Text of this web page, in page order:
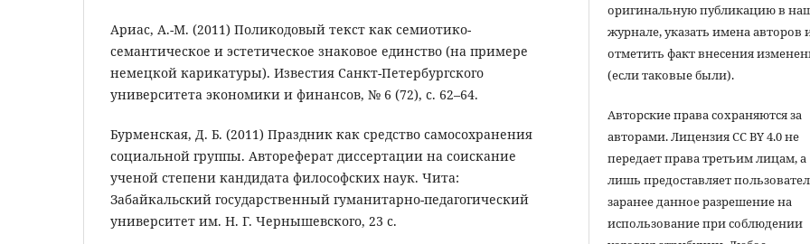
Ариас, А.-М. (2011) Поликодовый текст как семиотико-
семантическое и эстетическое знаковое единство (на примере
немецкой карикатуры). Известия Санкт-Петербургского
университета экономики и финансов, № 6 (72), с. 62–64.
Бурменская, Д. Б. (2011) Праздник как средство самосохранения
социальной группы. Автореферат диссертации на соискание
ученой степени кандидата философских наук. Чита:
Забайкальский государственный гуманитарно-педагогический
университет им. Н. Г. Чернышевского, 23 с.
оригинальную публикацию в
журнале, указать имена авторов
отметить факт внесения
(если таковые были).
Авторские права сохраняются за
авторами. Лицензия CC BY 4.0 не
передает права третьим лицам, а
лишь предоставляет
заранее данное разрешение на
использование при соблюдении